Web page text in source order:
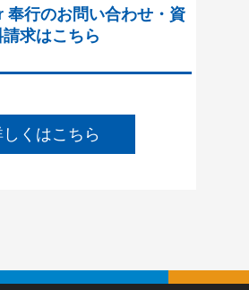
行のお問い合わせ・資
請求はこちら
しくはこちら